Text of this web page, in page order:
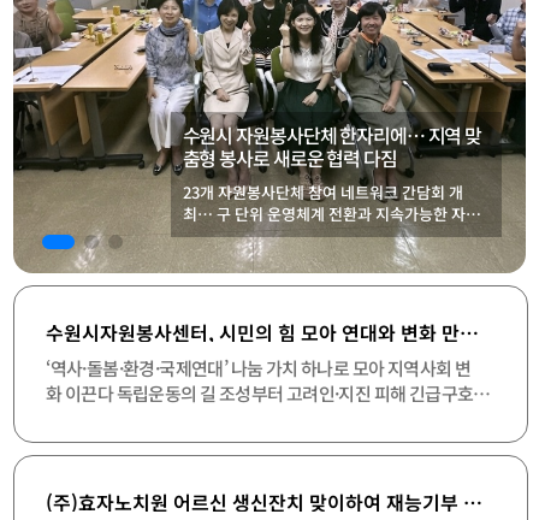
수원팔경보존회·JJ연예예술단·수원특례
시해병대전우회, 방화수류정 일대 환경정
화 활동
수원팔경보존회·JJ연예예술단 윤주문 회장과 수
원특례시해병대전우회 이호성 회장을 비롯한 회
원들은 지난 18일 방화수류정과 용연 주변을 찾
아 ‘그린활동’을 진행했다. 이번 활동은 수원의
아름다운 명소와 소중한 문화유산을 시민의 손으
기 위해 마련됐다. 참여자들은 무더운 날씨에도
방화수류정과 용연 주변 산책로, 녹지 공간 등을
구석구석 살피며 버려진 생활 쓰레기와 담배꽁
초, 재활용품 등을 수거했다. [▲ 수원특례시해
병대전우회 회원들이 방화수류정과 용연 일대에
있다.] 특히 방화수류정은 수원화성의 동북각루
많은 시민과 관광객이 찾는 수원의 대표적인 역
수원시자원봉사센터, 시민의 힘 모아 연대와 변화 만드는 ‘2026 나눔문화 프로젝트 모아(M.O.A)’ 본격 추진
‘역사·돌봄·환경·국제연대’ 나눔 가치 하나로 모아 지역사회 변
화 이끈다 독립운동의 길 조성부터 고려인·지진 피해 긴급구호까
출정식에 참석한 이재준 수원특례시장] 수원시자원봉사센터가
끌어낼 ‘2026 나눔문화 프로젝트 모아(M.O.A)’를 본격적으로 추
(주)효자노치원 어르신 생신잔치 맞이하여 재능기부 축하공연